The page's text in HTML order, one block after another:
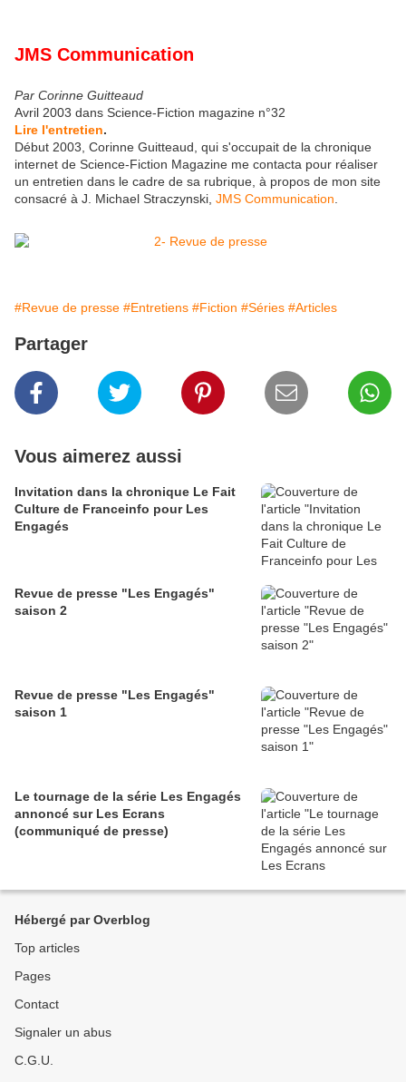
JMS Communication
Par Corinne Guitteaud
Avril 2003 dans Science-Fiction magazine n°32
Lire l'entretien.
Début 2003, Corinne Guitteaud, qui s'occupait de la chronique
internet de Science-Fiction Magazine me contacta pour réaliser
un entretien dans le cadre de sa rubrique, à propos de mon site
consacré à J. Michael Straczynski, JMS Communication
#Revue de presse #Entretiens #Fiction #Séries #Articles
Partager
Vous aimerez aussi
Invitation dans la chronique Le Fait
Culture de Franceinfo pour Les
Engagés
Revue de presse "Les Engagés"
saison 2
Revue de presse "Les Engagés"
saison 1
Le tournage de la série Les Engagés
annoncé sur Les Ecrans
(communiqué de presse)
Hébergé par Overblog
Top articles
Pages
Contact
Signaler un abus
C.G.U.